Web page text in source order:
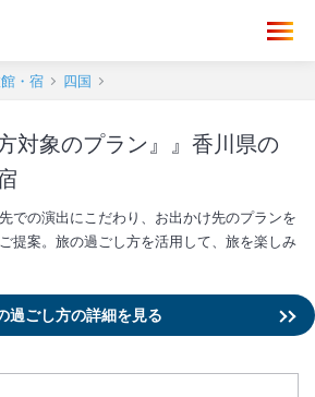
・宿 四国
対象のプラン』』香川県の
での演出にこだわり、お出かけ先のプランを
提案。旅の過ごし方を活用して、旅を楽しみ
過ごし方の詳細を見る